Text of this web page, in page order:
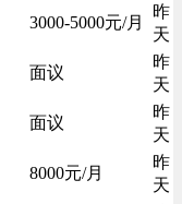
3000-5000元/月
昨
天
面议
昨
天
面议
昨
天
8000元/月
昨
天